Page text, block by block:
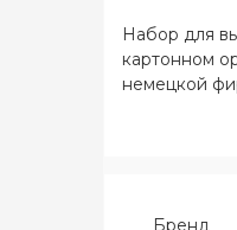
Набор для
картонном
немецкой
Бренд